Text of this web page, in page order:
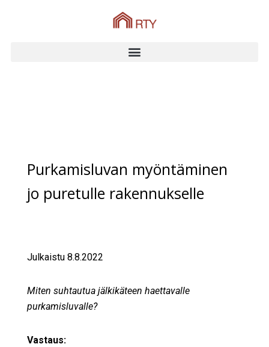
Purkamisluvan myöntäminen
jo puretulle rakennukselle
Julkaistu 8.8.2022
Miten suhtautua jälkikäteen haettavalle
purkamisluvalle?
Vastaus: